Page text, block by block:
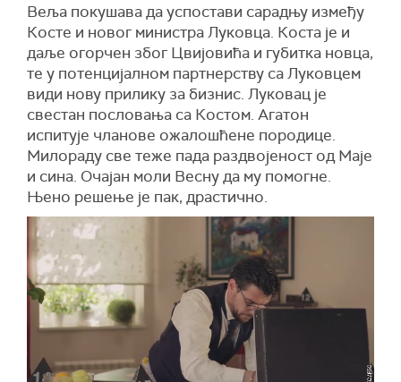
Веља покушава да успостави сарадњу између
Косте и новог министра Луковца. Коста је и
даље огорчен због Цвијовића и губитка новца,
те у потенцијалном партнерству са Луковцем
види нову прилику за бизнис. Луковац је
свестан пословања са Костом. Агатон
испитује чланове ожалошћене породице.
Милораду све теже пада раздвојеност од Маје
и сина. Очајан моли Весну да му помогне.
Њено решење је пак, драстично.